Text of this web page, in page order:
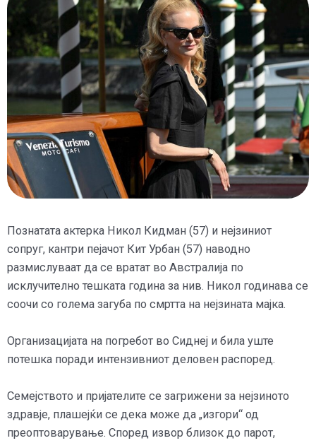
Познатата актерка Никол Кидман (57) и нејзиниот
сопруг, кантри пејачот Кит Урбан (57) наводно
размислуваат да се вратат во Австралија по
исклучително тешката година за нив. Никол годинава се
соочи со голема загуба по смртта на нејзината мајка.
Организацијата на погребот во Сиднеј и била уште
потешка поради интензивниот деловен распоред.
Семејството и пријателите се загрижени за нејзиното
здравје, плашејќи се дека може да „изгори“ од
преоптоварување. Според извор близок до парот,